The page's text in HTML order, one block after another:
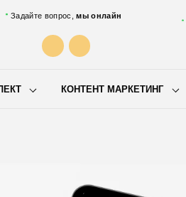
Задайте вопрос,мы онлайн
КОНТЕНТ МАРКЕТИНГ